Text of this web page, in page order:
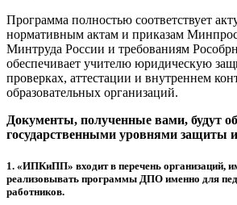
Программа полностью соответствует
нормативным актам и приказам
Минтруда России и требованиям
обеспечивает учителю юридическую
проверках, аттестации и внутреннем
образовательных организаций.
Документы, полученные вами, будут
государственными уровнями защиты
1. «ИПКиПП» входит в перечень организаций,
реализовывать программы ДПО именно для
работников.